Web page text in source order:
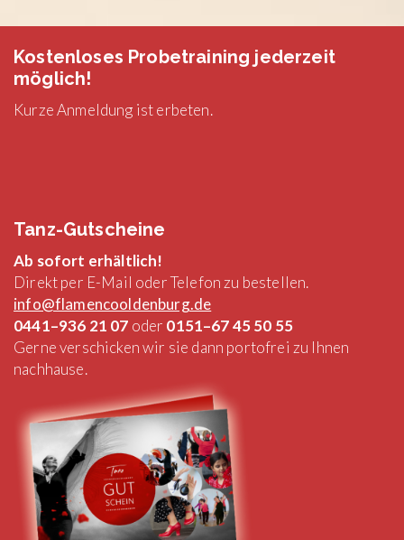
Kostenloses Probetraining jederzeit
möglich!
Kurze Anmeldung ist erbeten.
Tanz-Gutscheine
Ab sofort erhältlich!
Direkt per E-Mail oder Telefon zu bestellen.
info@flamencooldenburg.de
0441–936 21 07 oder 0151–67 45 50 55
Gerne verschicken wir sie dann portofrei zu Ihnen
nachhause.